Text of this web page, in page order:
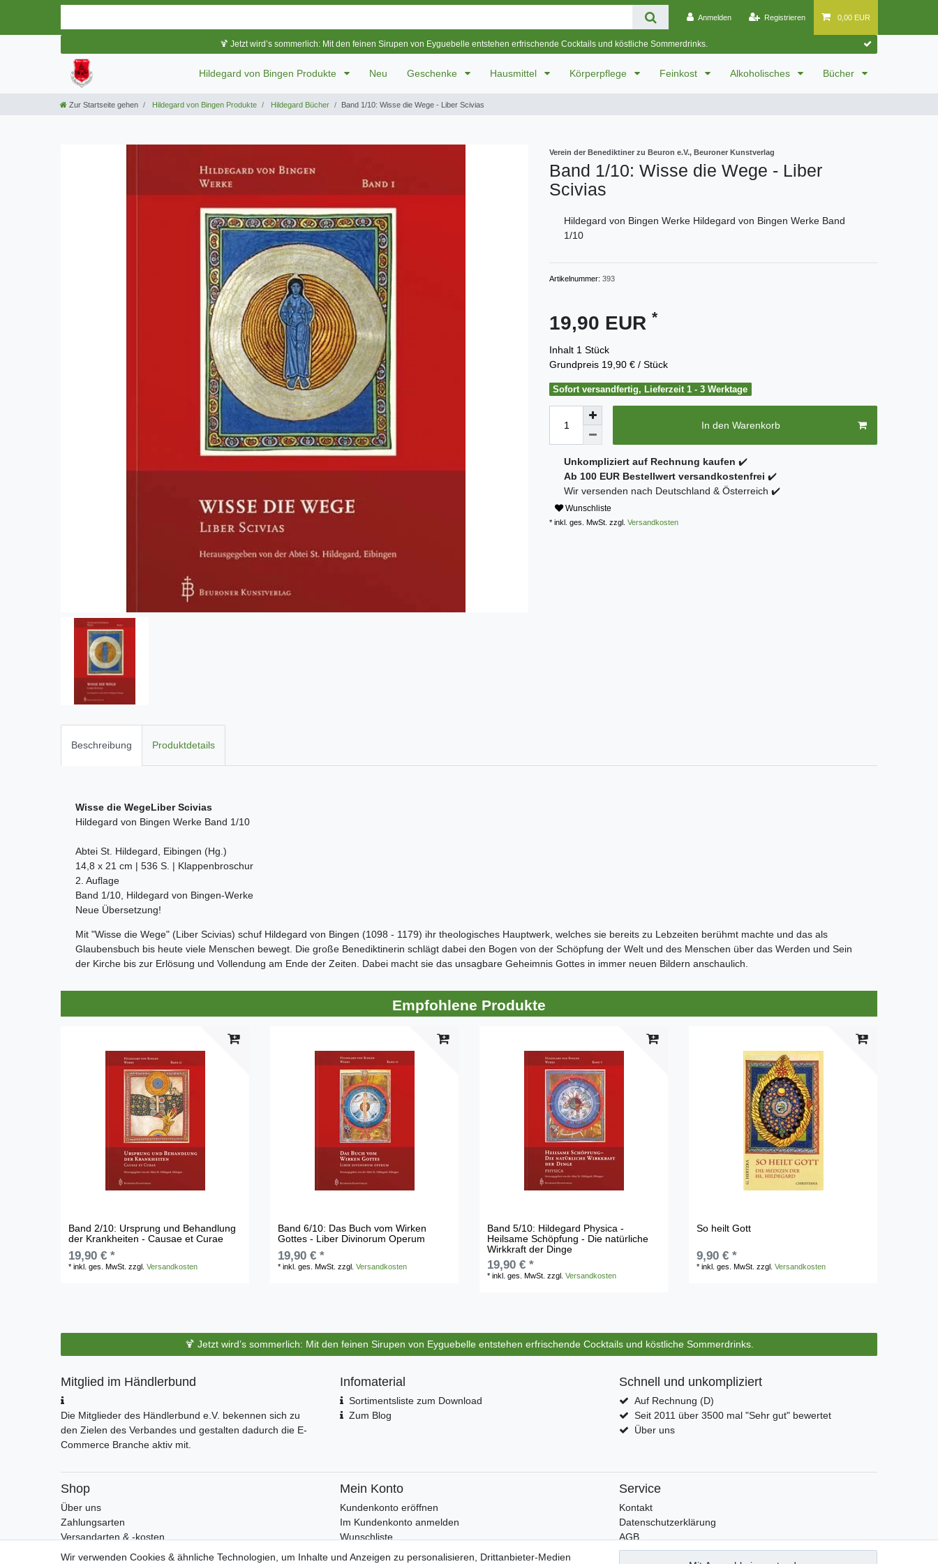
Anmelden Registrieren 0,00 EUR
🍹 Jetzt wird’s sommerlich: Mit den feinen Sirupen von Eyguebelle entstehen erfrischende Cocktails und köstliche Sommerdrinks.
Hildegard von Bingen Produkte Neu Geschenke Hausmittel Körperpflege Feinkost Alkoholisches Bücher
Zur Startseite gehen Hildegard von Bingen Produkte Hildegard Bücher Band 1/10: Wisse die Wege - Liber Scivias
Verein der Benediktiner zu Beuron e.V., Beuroner Kunstverlag
Band 1/10: Wisse die Wege - Liber
Scivias
Hildegard von Bingen Werke Hildegard von Bingen Werke Band
1/10
Artikelnummer: 393
19,90 EUR *
Inhalt 1 Stück
Grundpreis 19,90 € / Stück
Sofort versandfertig, Lieferzeit 1 - 3 Werktage
In den Warenkorb
Unkompliziert auf Rechnung kaufen ✔️
Ab 100 EUR Bestellwert versandkostenfrei ✔️
Wir versenden nach Deutschland & Österreich ✔️
Wunschliste
* inkl. ges. MwSt. zzgl. Versandkosten
Beschreibung Produktdetails
Wisse die WegeLiber Scivias
Hildegard von Bingen Werke Band 1/10
Abtei St. Hildegard, Eibingen (Hg.)
14,8 x 21 cm | 536 S. | Klappenbroschur
2. Auflage
Band 1/10, Hildegard von Bingen-Werke
Neue Übersetzung!
Mit "Wisse die Wege" (Liber Scivias) schuf Hildegard von Bingen (1098 - 1179) ihr theologisches Hauptwerk, welches sie bereits zu Lebzeiten berühmt machte und das als
Glaubensbuch bis heute viele Menschen bewegt. Die große Benediktinerin schlägt dabei den Bogen von der Schöpfung der Welt und des Menschen über das Werden und Sein
der Kirche bis zur Erlösung und Vollendung am Ende der Zeiten. Dabei macht sie das unsagbare Geheimnis Gottes in immer neuen Bildern anschaulich.
Empfohlene Produkte
Band 2/10: Ursprung und Behandlung
der Krankheiten - Causae et Curae
19,90 € *
*inkl. ges. MwSt. zzgl.Versandkosten
Band 6/10: Das Buch vom Wirken
Gottes - Liber Divinorum Operum
19,90 € *
*inkl. ges. MwSt. zzgl.Versandkosten
Band 5/10: Hildegard Physica -
Heilsame Schöpfung - Die natürliche
Wirkkraft der Dinge
19,90 € *
*inkl. ges. MwSt. zzgl.Versandkosten
So heilt Gott
9,90 € *
*inkl. ges. MwSt. zzgl.Versandkosten
🍹 Jetzt wird’s sommerlich: Mit den feinen Sirupen von Eyguebelle entstehen erfrischende Cocktails und köstliche Sommerdrinks.
Mitglied im Händlerbund
Die Mitglieder des Händlerbund e.V. bekennen sich zu
den Zielen des Verbandes und gestalten dadurch die E-
Commerce Branche aktiv mit.
Infomaterial
Sortimentsliste zum Download
Zum Blog
Schnell und unkompliziert
Auf Rechnung (D)
Seit 2011 über 3500 mal "Sehr gut" bewertet
Über uns
Shop
Über uns
Zahlungsarten
Versandarten & -kosten
Widerrufsrecht
Mein Konto
Kundenkonto eröffnen
Im Kundenkonto anmelden
Wunschliste
Service
Kontakt
Datenschutzerklärung
AGB
Impressum
Wir verwenden Cookies & ähnliche Technologien, um Inhalte und Anzeigen zu personalisieren, Drittanbieter-Medien